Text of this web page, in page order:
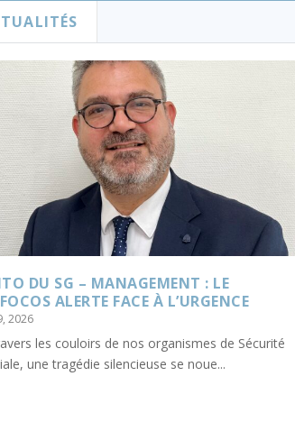
DU SG – MANAGEMENT : LE
ALERTE FACE À L’URGENCE
2026
les couloirs de nos organismes de Sécurité
une tragédie silencieuse se noue...